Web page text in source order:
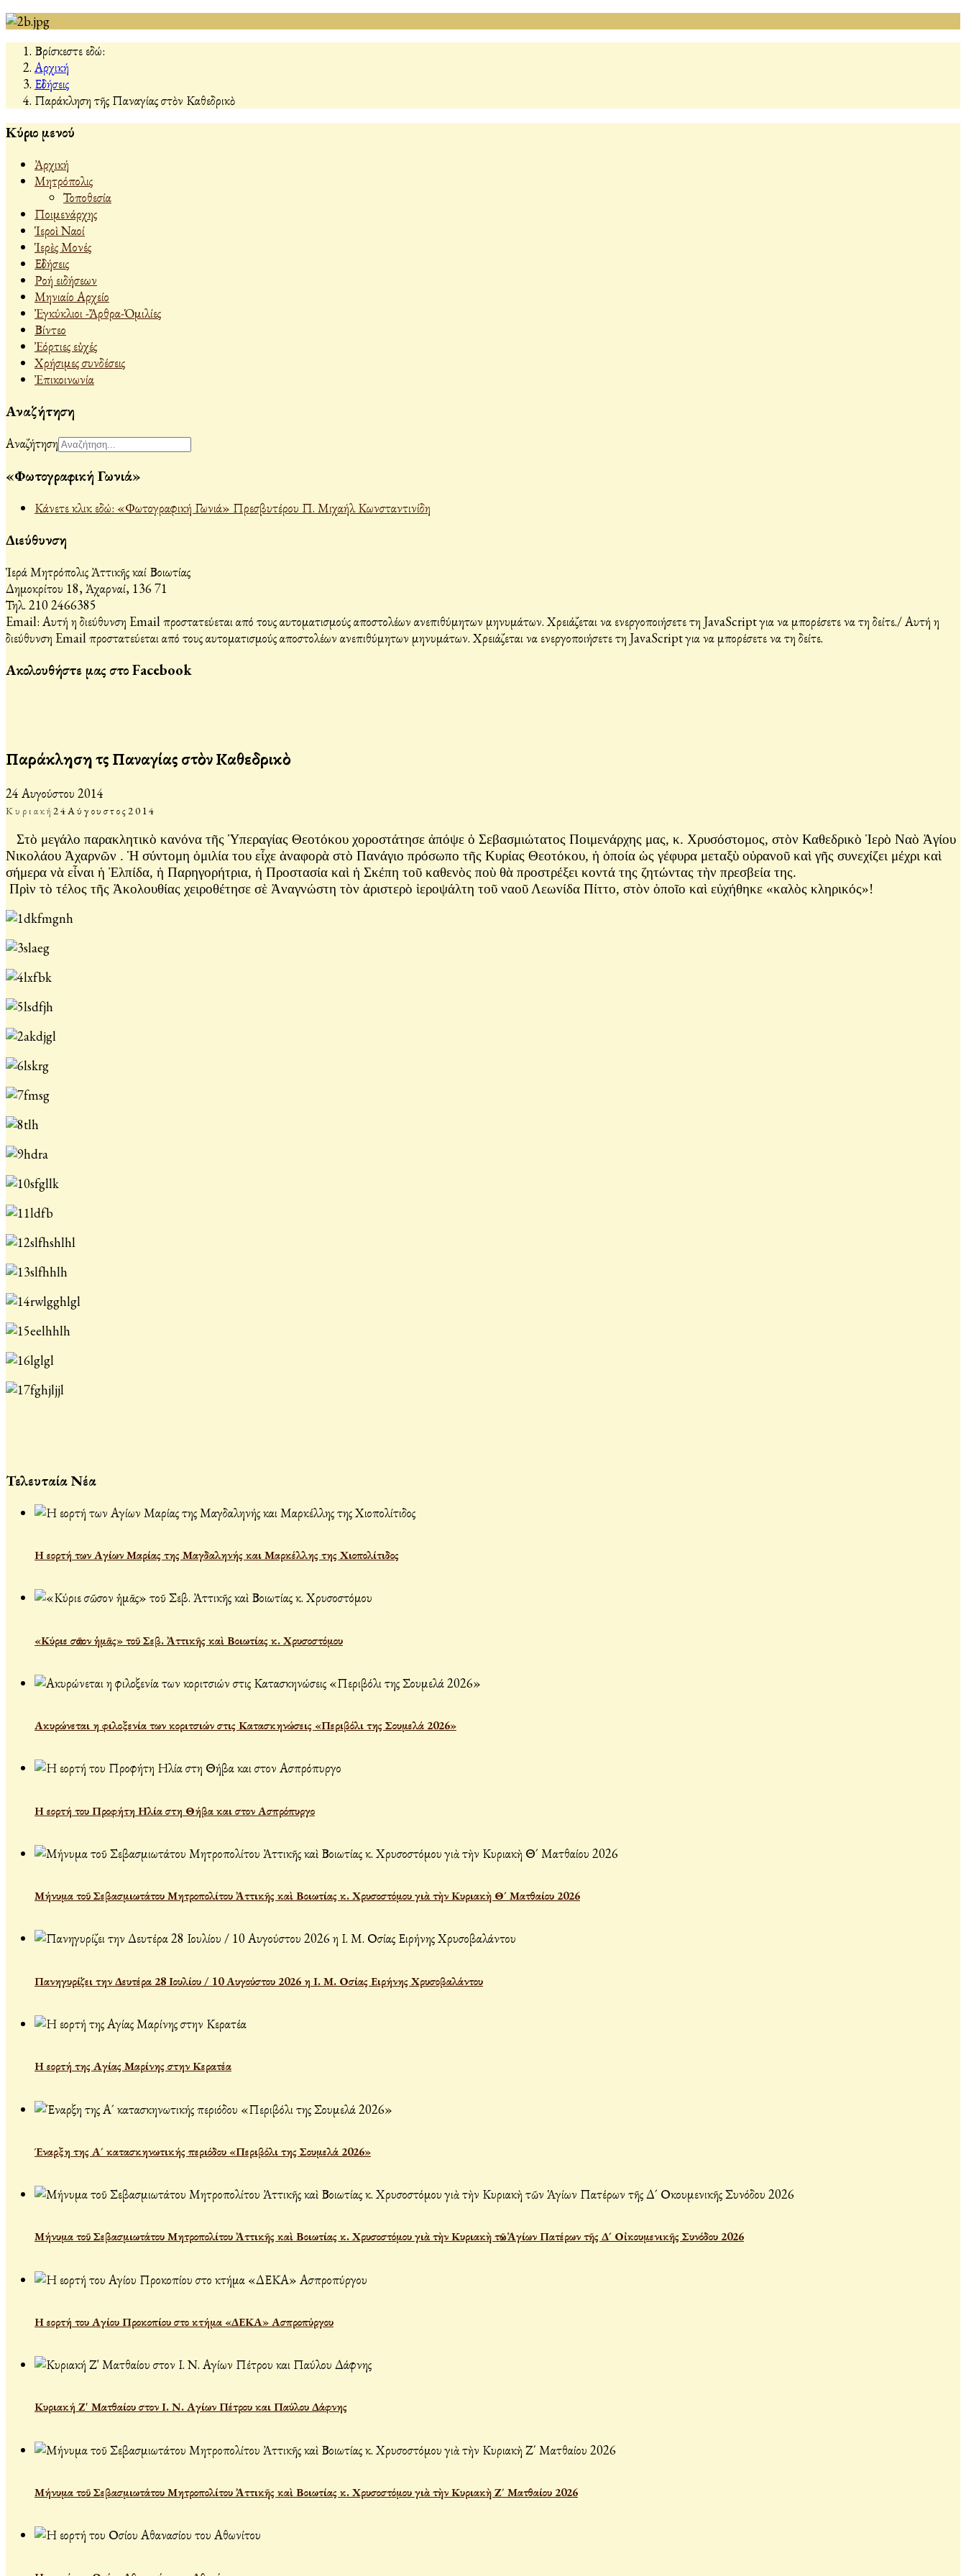
Βρίσκεστε εδώ:
Αρχική
Εἰδήσεις
Παράκληση τῆς Παναγίας στὸν Καθεδρικὸ
Κύριο μενού
Ἀρχική
Μητρόπολις
Τοποθεσία
Ποιμενάρχης
Ἱεροὶ Ναοί
Ἱερὲς Μονές
Εἰδήσεις
Ροή ειδήσεων
Μηνιαίο Αρχείο
Ἐγκύκλιοι -Ἄρθρα-Ὁμιλίες
Βίντεο
Ἐόρτιες εὐχές
Χρήσιμες συνδέσεις
Ἐπικοινωνία
Αναζήτηση
Αναζήτηση
«Φωτογραφική Γωνιά»
Κάνετε κλικ εδώ: «Φωτογραφική Γωνιά» Πρεσβυτέρου Π. Μιχαήλ Κωνσταντινίδη
Διεύθυνση
Ἱερά Μητρόπολις Ἀττικῆς καί Βοιωτίας
Δημοκρίτου 18, Ἀχαρναί, 136 71
Τηλ. 210 2466385
Email: Αυτή η διεύθυνση Email προστατεύεται από τους αυτοματισμούς αποστολέων ανεπιθύμητων μηνυμάτων. Χρειάζεται να ενεργοποιήσετε τη JavaScript για να μπορέσετε να τη δείτε./Αυτή η
διεύθυνση Email προστατεύεται από τους αυτοματισμούς αποστολέων ανεπιθύμητων μηνυμάτων. Χρειάζεται να ενεργοποιήσετε τη JavaScript για να μπορέσετε να τη δείτε.
Ακολουθήστε μας στο Facebook
Παράκληση τῆς Παναγίας στὸν Καθεδρικὸ
24 Αυγούστου 2014
Κυριακή24Αύγουστος2014
Στὸ μεγάλο παρακλητικὸ κανόνα τῆς Ὑπεραγίας Θεοτόκου χοροστάτησε ἀπόψε ὁ Σεβασμιώτατος Ποιμενάρχης μας, κ. Χρυσόστομος, στὸν Καθεδρικὸ Ἱερὸ Ναὸ Ἁγίου
Νικολάου Ἀχαρνῶν . Ἡ σύντομη ὁμιλία του εἶχε ἀναφορὰ στὸ Πανάγιο πρόσωπο τῆς Κυρίας Θεοτόκου, ἡ ὁποία ὡς γέφυρα μεταξὺ οὐρανοῦ καὶ γῆς συνεχίζει μέχρι καὶ
σήμερα νὰ εἶναι ἡ Ἐλπίδα, ἡ Παρηγορήτρια, ἡ Προστασία καὶ ἡ Σκέπη τοῦ καθενὸς ποὺ θὰ προστρέξει κοντά της ζητώντας τὴν πρεσβεία της.
Πρὶν τὸ τέλος τῆς Ἀκολουθίας χειροθέτησε σὲ Ἀναγνώστη τὸν ἀριστερὸ ἱεροψάλτη τοῦ ναοῦ Λεωνίδα Πίττο, στὸν ὁποῖο καὶ εὐχήθηκε «καλὸς κληρικός»!
Τελευταία Νέα
Η εορτή των Αγίων Μαρίας της Μαγδαληνής και Μαρκέλλης της Χιοπολίτιδος
«Κύριε σῶσον ἡμᾶς» τοῦ Σεβ. Ἀττικῆς καὶ Βοιωτίας κ. Χρυσοστόμου
Ακυρώνεται η φιλοξενία των κοριτσιών στις Κατασκηνώσεις «Περιβόλι της Σουμελά 2026»
Η εορτή του Προφήτη Ηλία στη Θήβα και στον Ασπρόπυργο
Μήνυμα τοῦ Σεβασμιωτάτου Μητροπολίτου Ἀττικῆς καὶ Βοιωτίας κ. Χρυσοστόμου γιὰ τὴν Κυριακὴ Θ´ Ματθαίου 2026
Πανηγυρίζει την Δευτέρα 28 Ιουλίου / 10 Αυγούστου 2026 η Ι. Μ. Οσίας Ειρήνης Χρυσοβαλάντου
Η εορτή της Αγίας Μαρίνης στην Κερατέα
Έναρξη της Α´ κατασκηνωτικής περιόδου «Περιβόλι της Σουμελά 2026»
Μήνυμα τοῦ Σεβασμιωτάτου Μητροπολίτου Ἀττικῆς καὶ Βοιωτίας κ. Χρυσοστόμου γιὰ τὴν Κυριακὴ τῶν Ἁγίων Πατέρων τῆς Δ´ Οἰκουμενικῆς Συνόδου 2026
Η εορτή του Αγίου Προκοπίου στο κτήμα «ΔΕΚΑ» Ασπροπύργου
Κυριακή Ζ' Ματθαίου στον Ι. Ν. Αγίων Πέτρου και Παύλου Δάφνης
Μήνυμα τοῦ Σεβασμιωτάτου Μητροπολίτου Ἀττικῆς καὶ Βοιωτίας κ. Χρυσοστόμου γιὰ τὴν Κυριακὴ Ζ΄ Ματθαίου 2026